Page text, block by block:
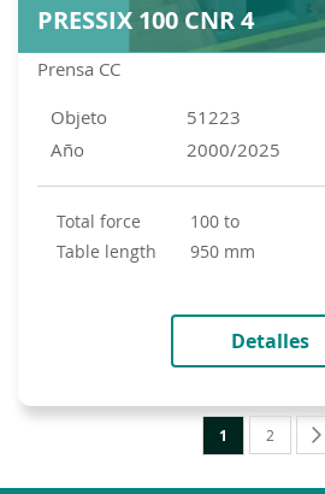
Prensa CC
PRESSIX 100 CNR 4
Objeto
51223
Año
2000/2025
total force
100 to
table length
950 mm
Detalles
Página
Actualmente
1 Página
2